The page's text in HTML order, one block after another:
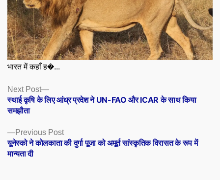
भारत में कहाँ ह�...
Posts
navigation
Previous PostPrevious
post:
यूनेस्को ने कोलकाता की दुर्गा पूजा को अमूर्त सांस्कृतिक विरासत के रूप में
मान्यता दी
Next Post
Next
post:
स्थाई कृषि के लिए आंध्र प्रदेश ने UN-FAO और ICAR के साथ किया
समझौता